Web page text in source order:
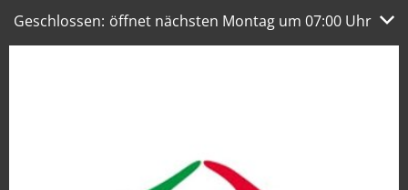
Klicken, um weitere Öffnungs- oder Schließzeiten
Geschlossen: öffnet nächsten Montag um 07:00 Uhr